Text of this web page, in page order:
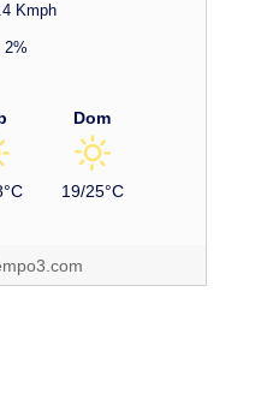
Kmph
2%
Dom
19/25°C